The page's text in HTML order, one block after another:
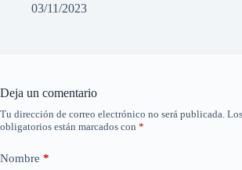
03/11/2023
Deja un comentario
Tu dirección de correo electrónico no será publicada.
obligatorios están marcados con *
Nombre *